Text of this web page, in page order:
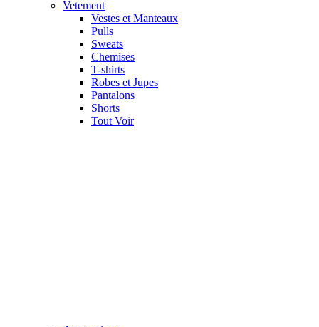
Vetement
Vestes et Manteaux
Pulls
Sweats
Chemises
T-shirts
Robes et Jupes
Pantalons
Shorts
Tout Voir